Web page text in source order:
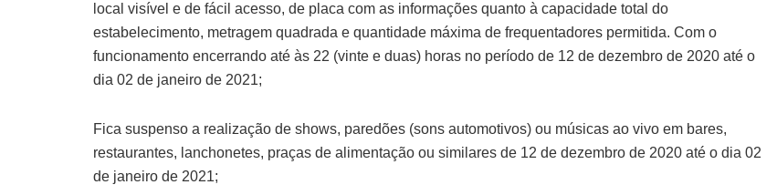
local visível e de fácil acesso, de placa com as informações quanto à capacidade total do
estabelecimento, metragem quadrada e quantidade máxima de frequentadores permitida. Com o
funcionamento encerrando até às 22 (vinte e duas) horas no período de 12 de dezembro de 2020 até o
dia 02 de janeiro de 2021;
Fica suspenso a realização de shows, paredões (sons automotivos) ou músicas ao vivo em bares,
restaurantes, lanchonetes, praças de alimentação ou similares de 12 de dezembro de 2020 até o dia 02
de janeiro de 2021;